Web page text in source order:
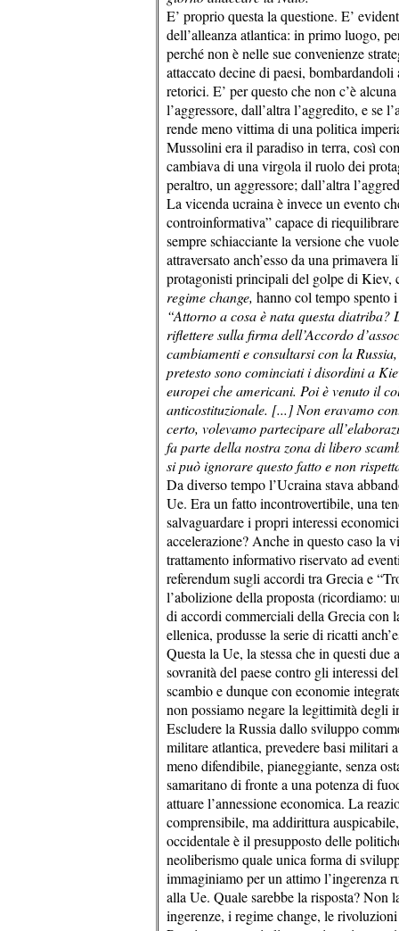
E’ proprio questa la questione. E’
dell’alleanza atlantica: in primo luogo,
perché non è nelle sue convenienze
attaccato decine di paesi,
retorici. E’ per questo che non c’è
l’aggressore, dall’altra l’aggredito, e se
rende meno vittima di una politica
Mussolini era il paradiso in terra, così
cambiava di una virgola il ruolo dei
peraltro, un aggressore; dall’altra
La vicenda ucraina è invece un evento
controinformativa” capace di
sempre schiacciante la versione che
attraversato anch’esso da una
protagonisti principali del golpe di Kiev,
regime change, hanno col tempo spento
“Attorno a cosa è nata questa diatriba?
riflettere sulla firma dell’Accordo
cambiamenti e consultarsi con la
pretesto sono cominciati i disordini a
europei che americani. Poi è venuto il
anticostituzionale. [...] Non eravamo
certo, volevamo partecipare
fa parte della nostra zona di libero
si può ignorare questo fatto e non
Da diverso tempo l’Ucraina stava
Ue. Era un fatto incontrovertibile, una
salvaguardare i propri interessi
accelerazione? Anche in questo caso la
trattamento informativo riservato ad
referendum sugli accordi tra Grecia e
l’abolizione della proposta (ricordiamo:
di accordi commerciali della Grecia con
ellenica, produsse la serie di ricatti
Questa la Ue, la stessa che in questi
sovranità del paese contro gli interessi
scambio e dunque con economie
non possiamo negare la legittimità degli
Escludere la Russia dallo sviluppo
militare atlantica, prevedere basi militari
meno difendibile, pianeggiante, senza
samaritano di fronte a una potenza di
attuare l’annessione economica. La
comprensibile, ma addirittura
occidentale è il presupposto delle
neoliberismo quale unica forma di
immaginiamo per un attimo l’ingerenza
alla Ue. Quale sarebbe la risposta? Non
ingerenze, i regime change, le